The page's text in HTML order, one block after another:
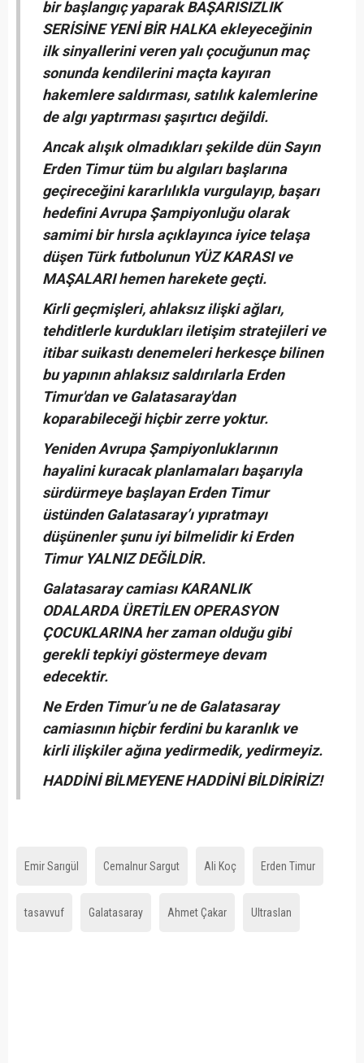
bir başlangıç yaparak BAŞARISIZLIK
SERİSİNE YENİ BİR HALKA ekleyeceğinin
ilk sinyallerini veren yalı çocuğunun maç
sonunda kendilerini maçta kayıran
hakemlere saldırması, satılık kalemlerine
de algı yaptırması şaşırtıcı değildi.
Ancak alışık olmadıkları şekilde dün Sayın
Erden Timur tüm bu algıları başlarına
geçireceğini kararlılıkla vurgulayıp, başarı
hedefini Avrupa Şampiyonluğu olarak
samimi bir hırsla açıklayınca iyice telaşa
düşen Türk futbolunun YÜZ KARASI ve
MAŞALARI hemen harekete geçti.
Kirli geçmişleri, ahlaksız ilişki ağları,
tehditlerle kurdukları iletişim stratejileri ve
itibar suikastı denemeleri herkesçe bilinen
bu yapının ahlaksız saldırılarla Erden
Timur'dan ve Galatasaray'dan
koparabileceği hiçbir zerre yoktur.
Yeniden Avrupa Şampiyonluklarının
hayalini kuracak planlamaları başarıyla
sürdürmeye başlayan Erden Timur
üstünden Galatasaray’ı yıpratmayı
düşünenler şunu iyi bilmelidir ki Erden
Timur YALNIZ DEĞİLDİR.
Galatasaray camiası KARANLIK
ODALARDA ÜRETİLEN OPERASYON
ÇOCUKLARINA her zaman olduğu gibi
gerekli tepkiyi göstermeye devam
edecektir.
Ne Erden Timur’u ne de Galatasaray
camiasının hiçbir ferdini bu karanlık ve
kirli ilişkiler ağına yedirmedik, yedirmeyiz.
HADDİNİ BİLMEYENE HADDİNİ BİLDİRİRİZ!
Emir Sarıgül Cemalnur Sargut Ali Koç Erden Timur
tasavvuf Galatasaray Ahmet Çakar Ultraslan